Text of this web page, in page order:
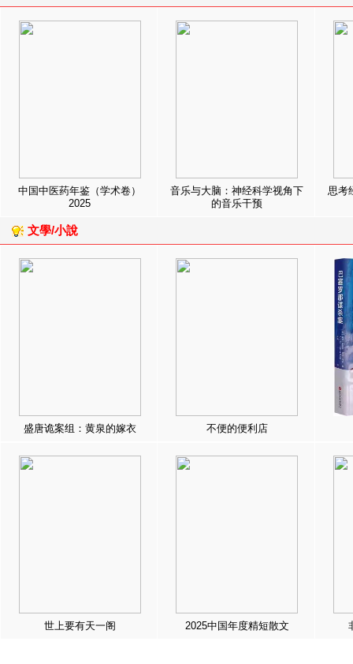
中国中医药年鉴（学术卷）
2025
音乐与大脑：神经科学视角下
的音乐干预
思考
文學/小說
盛唐诡案组：黄泉的嫁衣 不便的便利店
世上要有天一阁 2025中国年度精短散文